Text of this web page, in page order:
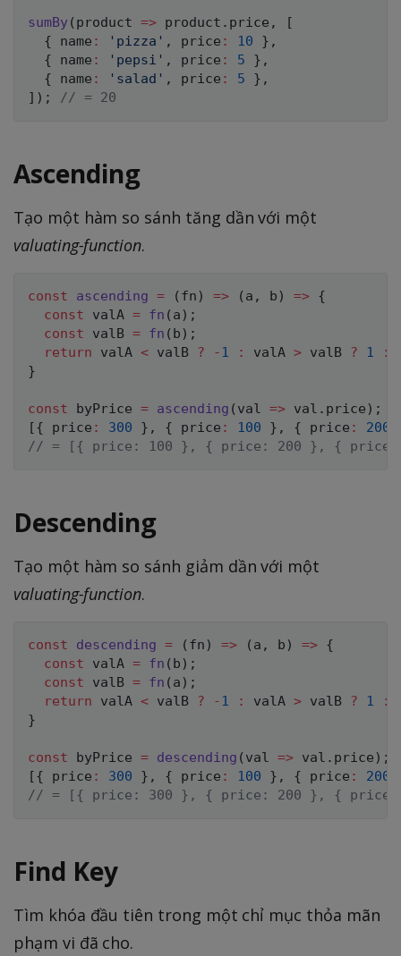
sumBy ( product => product . price ,
[
{ name : 'pizza' , price : 10 } ,
{ name : 'pepsi' , price : 5 } ,
{ name : 'salad' , price : 5 } ,
] ) ; // = 20
Ascending
Tạo một hàm so sánh tăng dần với một
valuating-function.
const ascending = ( fn ) => ( a , b ) => {
const valA = fn ( a ) ;
const valB = fn ( b ) ;
return valA < valB ? - 1 : valA > valB ? 1 :
}
const byPrice = ascending ( val => val . price ) ;
[{ price : 300 } , { price : 100 } , { price : 200
// = [{ price: 100 }, { price: 200 }, { price:
Descending
Tạo một hàm so sánh giảm dần với một
valuating-function.
const descending = ( fn ) => ( a , b ) => {
const valA = fn ( b ) ;
const valB = fn ( a ) ;
return valA < valB ? - 1 : valA > valB ? 1 :
}
const byPrice = descending ( val => val . price ) ;
[{ price : 300 } , { price : 100 } , { price : 200
// = [{ price: 300 }, { price: 200 }, { price:
Find Key
Tìm khóa đầu tiên trong một chỉ mục thỏa mãn
phạm vi đã cho.